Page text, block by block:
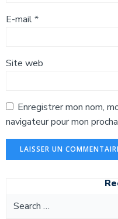
E-mail*
Site web
Enregistrer mon nom,
navigateur pour mon
Search